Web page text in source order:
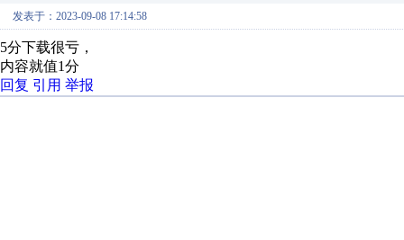
发表于：2023-09-08 17:14:58
5分下载很亏，
内容就值1分
回复 引用 举报